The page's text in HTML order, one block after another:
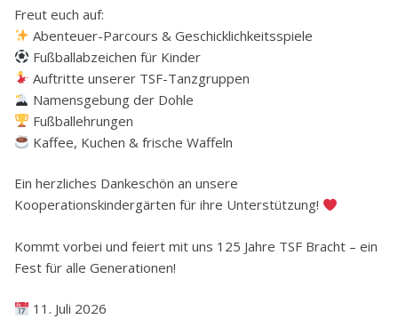
Freut euch auf:
Abenteuer-Parcours & Geschicklichkeitsspiele
Fußballabzeichen für Kinder
Auftritte unserer TSF-Tanzgruppen
Namensgebung der Dohle
Fußballehrungen
Kaffee, Kuchen & frische Waffeln
Ein herzliches Dankeschön an unsere
Kooperationskindergärten für ihre Unterstützung!
Kommt vorbei und feiert mit uns 125 Jahre TSF Bracht – ein
Fest für alle Generationen!
11. Juli 2026